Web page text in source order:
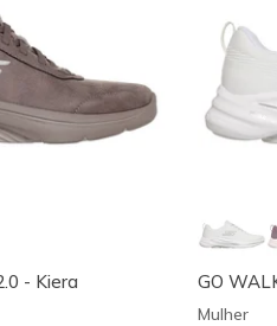
- Kiera GO
Mulher